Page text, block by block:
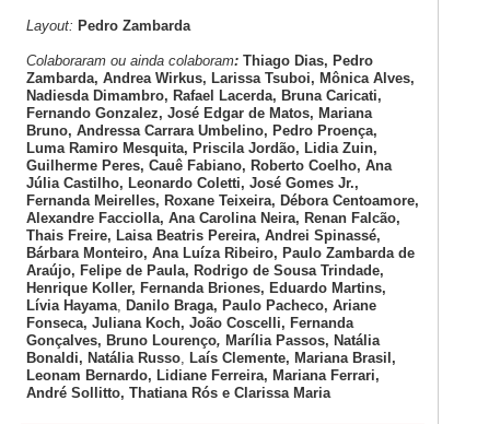
Layout: Pedro Zambarda
Colaboraram ou ainda colaboram: Thiago Dias, Pedro
Zambarda, Andrea Wirkus, Larissa Tsuboi, Mônica Alves,
Nadiesda Dimambro, Rafael Lacerda, Bruna Caricati,
Fernando Gonzalez, José Edgar de Matos, Mariana
Bruno, Andressa Carrara Umbelino, Pedro Proença,
Luma Ramiro Mesquita, Priscila Jordão, Lidia Zuin,
Guilherme Peres, Cauê Fabiano, Roberto Coelho, Ana
Júlia Castilho, Leonardo Coletti, José Gomes Jr.,
Fernanda Meirelles, Roxane Teixeira, Débora Centoamore,
Alexandre Facciolla, Ana Carolina Neira, Renan Falcão,
Thais Freire, Laisa Beatris Pereira, Andrei Spinassé,
Bárbara Monteiro, Ana Luíza Ribeiro, Paulo Zambarda de
Araújo, Felipe de Paula, Rodrigo de Sousa Trindade,
Henrique Koller, Fernanda Briones, Eduardo Martins,
Lívia Hayama, Danilo Braga, Paulo Pacheco, Ariane
Fonseca, Juliana Koch, João Coscelli, Fernanda
Gonçalves, Bruno Lourenço, Marília Passos, Natália
Bonaldi, Natália Russo, Laís Clemente, Mariana Brasil,
Leonam Bernardo, Lidiane Ferreira, Mariana Ferrari,
André Sollitto, Thatiana Rós e Clarissa Maria